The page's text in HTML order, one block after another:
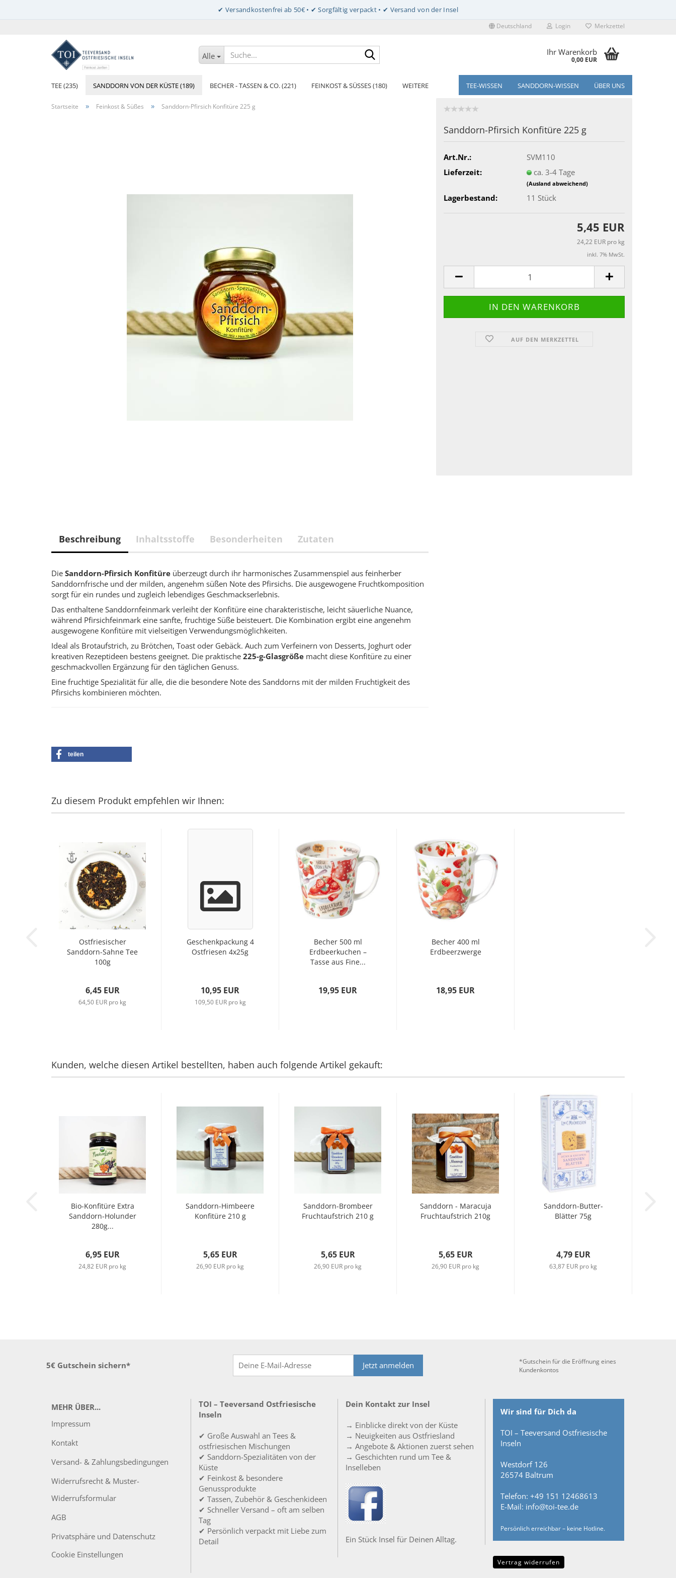
Deutschland Login Merkzettel
Alle Ihr Warenkorb
0,00 EUR
TEE (235) SANDDORN VON DER KÜSTE (189) BECHER - TASSEN & CO. (221) FEINKOST & SÜSSES (180) TEE-WISSEN SANDDORN-WISSEN ÜBER UNS
WEITERE
Startseite » Feinkost & Süßes » Sanddorn-Pfirsich Konfitüre 225 g
Sanddorn-Pfirsich Konfitüre 225 g
Art.Nr.:
SVM110
Lieferzeit:
ca. 3-4 Tage
(Ausland abweichend)
Lagerbestand: 11 Stück
5,45 EUR
24,22 EUR pro kg
inkl. 7% MwSt.
AUF DEN MERKZETTEL
Beschreibung Inhaltsstoffe Besonderheiten Zutaten
Die Sanddorn-Pfirsich Konfitüre überzeugt durch ihr harmonisches Zusammenspiel aus feinherber
Sanddornfrische und der milden, angenehm süßen Note des Pfirsichs. Die ausgewogene Fruchtkomposition
sorgt für ein rundes und zugleich lebendiges Geschmackserlebnis.
Das enthaltene Sanddornfeinmark verleiht der Konfitüre eine charakteristische, leicht säuerliche Nuance,
während Pfirsichfeinmark eine sanfte, fruchtige Süße beisteuert. Die Kombination ergibt eine angenehm
ausgewogene Konfitüre mit vielseitigen Verwendungsmöglichkeiten.
Ideal als Brotaufstrich, zu Brötchen, Toast oder Gebäck. Auch zum Verfeinern von Desserts, Joghurt oder
kreativen Rezeptideen bestens geeignet. Die praktische 225-g-Glasgröße macht diese Konfitüre zu einer
geschmackvollen Ergänzung für den täglichen Genuss.
Eine fruchtige Spezialität für alle, die die besondere Note des Sanddorns mit der milden Fruchtigkeit des
Pfirsichs kombinieren möchten.
teilen
Zu diesem Produkt empfehlen wir Ihnen:
Ostfriesischer
Sanddorn-Sahne Tee
100g
6,45 EUR
64,50 EUR pro kg
Geschenkpackung 4
Ostfriesen 4x25g
10,95 EUR
109,50 EUR pro kg
Becher 500 ml
Erdbeerkuchen –
Tasse aus Fine...
19,95 EUR
Becher 400 ml
Erdbeerzwerge
18,95 EUR
Kunden, welche diesen Artikel bestellten, haben auch folgende Artikel gekauft:
Bio-Konfitüre Extra
Sanddorn-Holunder
280g...
6,95 EUR
24,82 EUR pro kg
Sanddorn-Himbeere
Konfitüre 210 g
5,65 EUR
26,90 EUR pro kg
Sanddorn-Brombeer
Fruchtaufstrich 210 g
5,65 EUR
26,90 EUR pro kg
Sanddorn - Maracuja
Fruchtaufstrich 210g
5,65 EUR
26,90 EUR pro kg
Sanddorn-Butter-
Blätter 75g
4,79 EUR
63,87 EUR pro kg
5€ Gutschein sichern* Jetzt anmelden
*Gutschein für die Eröffnung eines
Kundenkontos
MEHR ÜBER...
Impressum
Kontakt
Versand- & Zahlungsbedingungen
Widerrufsrecht & Muster-
Widerrufsformular
AGB
Privatsphäre und Datenschutz
Cookie Einstellungen
TOI – Teeversand Ostfriesische
Inseln
✔ Große Auswahl an Tees &
ostfriesischen Mischungen
✔ Sanddorn-Spezialitäten von der
Küste
✔ Feinkost & besondere
Genussprodukte
✔ Tassen, Zubehör & Geschenkideen
✔ Schneller Versand – oft am selben
Tag
✔ Persönlich verpackt mit Liebe zum
Detail
Dein Kontakt zur Insel
→ Einblicke direkt von der Küste
→ Neuigkeiten aus Ostfriesland
→ Angebote & Aktionen zuerst sehen
→ Geschichten rund um Tee &
Inselleben
Ein Stück Insel für Deinen Alltag.
Wir sind für Dich da
TOI – Teeversand Ostfriesische
Inseln
Westdorf 126
26574 Baltrum
Telefon: +49 151 12468613
E-Mail: info@toi-tee.de
Persönlich erreichbar – keine Hotline.
Vertrag widerrufen